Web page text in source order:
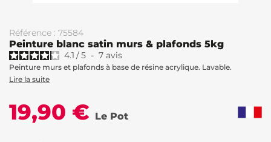
Référence : 75584
Peinture blanc satin murs & plafonds 5kg
4.1 /5 - 7 avis
Peinture murs et plafonds à base de résine acrylique. Lavable.
Lire la suite
19,90 € Le Pot